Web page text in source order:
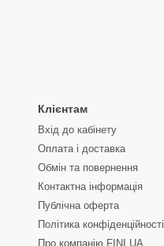
Клієнтам
Вхід до кабінету
Оплата і доставка
Обмін та повернення
Контактна інформація
Публічна оферта
Політика конфіденційності
Про компанію FINI.UA